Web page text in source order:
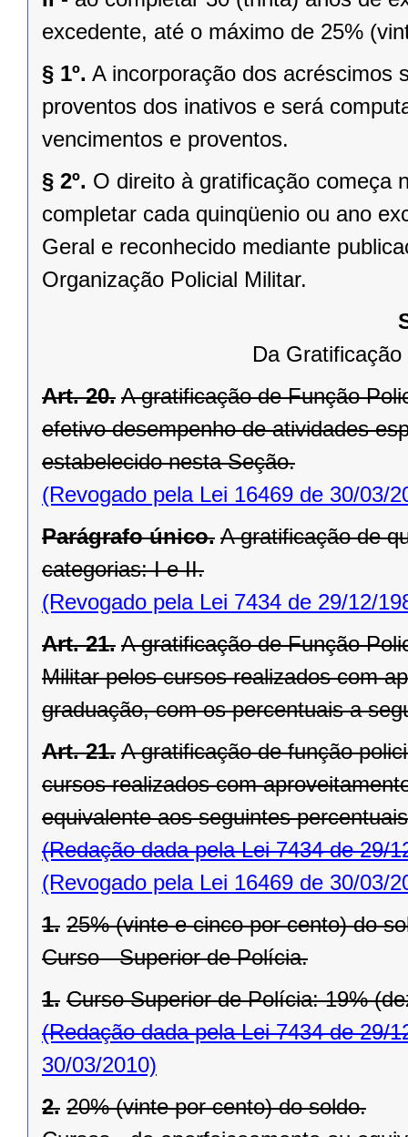
excedente, até o máximo de 25%
§ 1º. A incorporação dos acréscimos
proventos dos inativos e será
vencimentos e proventos.
§ 2º. O direito à gratificação começa
completar cada quinqüenio ou ano
Geral e reconhecido mediante
Organização Policial Militar.
Da
Art. 20. A gratificação de Função
efetivo desempenho de atividades
estabelecido nesta Seção.
(Revogado pela Lei 16469 de 30/03/
Parágrafo único. A gratificação de
categorias: I e II.
(Revogado pela Lei 7434 de 29/12/
Art. 21. A gratificação de Função
Militar pelos cursos realizados com
graduação, com os percentuais a
Art. 21. A gratificação de função
cursos realizados com
equivalente aos seguintes
(Redação dada pela Lei 7434 de 29/
(Revogado pela Lei 16469 de 30/03/
1. 25% (vinte e cinco por cento) do
Curso - Superior de Polícia.
1. Curso Superior de Polícia: 19%
(Redação dada pela Lei 7434 de 29/
30/03/2010)
2. 20% (vinte por cento) do soldo.